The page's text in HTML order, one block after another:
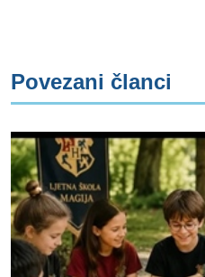
Povezani članci